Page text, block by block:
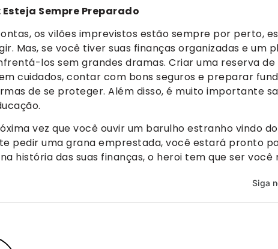
Sempre Preparado
os vilões imprevistos estão sempre por perto,
Mas, se você tiver suas finanças organizadas e um
los sem grandes dramas. Criar uma reserva
cuidados, contar com bons seguros e preparar
de se proteger. Além disso, é muito importante
vez que você ouvir um barulho estranho vindo
pedir uma grana emprestada, você estará pronto
história das suas finanças, o heroi tem que ser você
Siga